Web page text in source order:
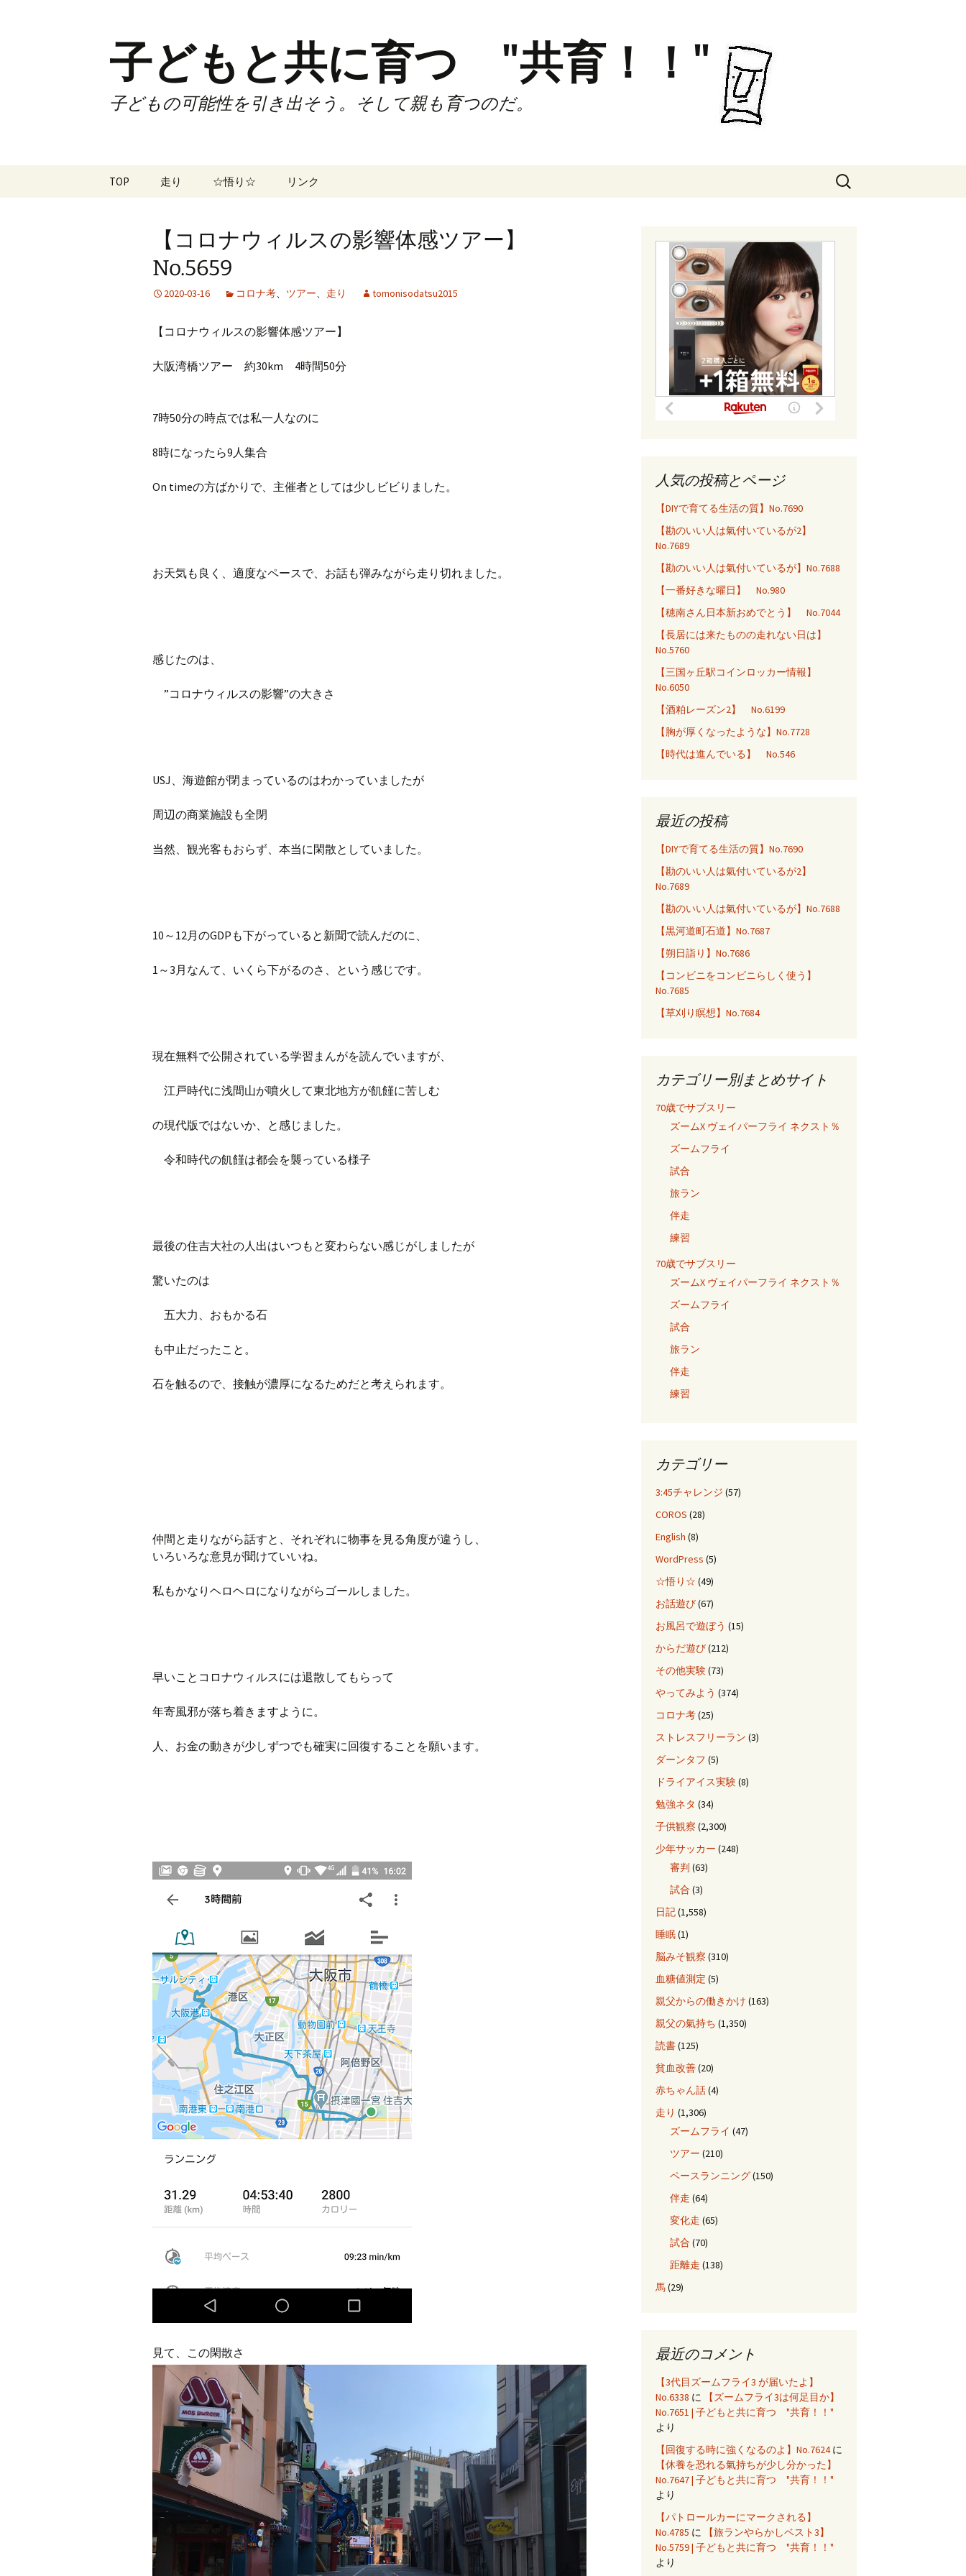
子どもと共に育つ "共育！！"
子どもの可能性を引き出そう。そして親も育つのだ。
TOP 走り
試合
ズームフライ
☆悟り☆ リンク
70歳でサブスリー
ブ
旧ブログ(楽天日誌)
検
索:
【コロナウィルスの影響体感ツアー】
No.5659
2020-03-16 コロナ考、 ツアー、 走り tomonisodatsu2015
【コロナウィルスの影響体感ツアー】
大阪湾橋ツアー 約30km 4時間50分
7時50分の時点では私一人なのに
8時になったら9人集合
On timeの方ばかりで、主催者としては少しビビりました。
お天気も良く、適度なペースで、お話も弾みながら走り切れました。
感じたのは、
”コロナウィルスの影響”の大きさ
USJ、海遊館が閉まっているのはわかっていましたが
周辺の商業施設も全閉
当然、観光客もおらず、本当に閑散としていました。
10～12月のGDPも下がっていると新聞で読んだのに、
1～3月なんて、いくら下がるのさ、という感じです。
現在無料で公開されている学習まんがを読んでいますが、
江戸時代に浅間山が噴火して東北地方が飢饉に苦しむ
の現代版ではないか、と感じました。
令和時代の飢饉は都会を襲っている様子
最後の住吉大社の人出はいつもと変わらない感じがしましたが
驚いたのは
五大力、おもかる石
も中止だったこと。
石を触るので、接触が濃厚になるためだと考えられます。
仲間と走りながら話すと、それぞれに物事を見る角度が違うし、
いろいろな意見が聞けていいね。
私もかなりヘロヘロになりながらゴールしました。
早いことコロナウィルスには退散してもらって
年寄風邪が落ち着きますように。
人、お金の動きが少しずつでも確実に回復することを願います。
見て、この閑散さ
人気の投稿とページ
【DIYで育てる生活の質】No.7690
【勘のいい人は氣付いているが2】
No.7689
【勘のいい人は氣付いているが】No.7688
【一番好きな曜日】 No.980
【穂南さん日本新おめでとう】 No.7044
【長居には来たものの走れない日は】
No.5760
【三国ヶ丘駅コインロッカー情報】
No.6050
【酒粕レーズン2】 No.6199
【胸が厚くなったような】No.7728
【時代は進んでいる】 No.546
最近の投稿
【DIYで育てる生活の質】No.7690
【勘のいい人は氣付いているが2】
No.7689
【勘のいい人は氣付いているが】No.7688
【黒河道町石道】No.7687
【朔日詣り】No.7686
【コンビニをコンビニらしく使う】
No.7685
【草刈り瞑想】No.7684
カテゴリー別まとめサイト
70歳でサブスリー
ズームX ヴェイパーフライ ネクスト％
ズームフライ
試合
旅ラン
伴走
練習
70歳でサブスリー
ズームX ヴェイパーフライ ネクスト％
ズームフライ
試合
旅ラン
伴走
練習
カテゴリー
3:45チャレンジ (57)
COROS (28)
English (8)
WordPress (5)
☆悟り☆ (49)
お話遊び(67)
お風呂で遊ぼう (15)
からだ遊び(212)
その他実験(73)
やってみよう (374)
コロナ考(25)
ストレスフリーラン (3)
ダーンタフ (5)
ドライアイス実験(8)
勉強ネタ (34)
子供観察 (2,300)
少年サッカー (248)
審判 (63)
試合 (3)
日記(1,558)
睡眠(1)
脳みそ観察 (310)
血糖値測定 (5)
親父からの働きかけ (163)
親父の氣持ち (1,350)
読書(125)
貧血改善(20)
赤ちゃん話(4)
走り (1,306)
ズームフライ (47)
ツアー (210)
ペースランニング(150)
伴走 (64)
変化走 (65)
試合 (70)
距離走 (138)
馬(29)
最近のコメント
【3代目ズームフライ3 が届いたよ】
No.6338 に
【ズームフライ3は何足目か】
No.7651 | 子どもと共に育つ "共育！！"
より
【回復する時に強くなるのよ】No.7624に
【休養を恐れる氣持ちが少し分かった】
No.7647 | 子どもと共に育つ "共育！！"
より
【パトロールカーにマークされる】
No.4785 に
【旅ランやらかしベスト3】
No.5759 | 子どもと共に育つ "共育！！"
より